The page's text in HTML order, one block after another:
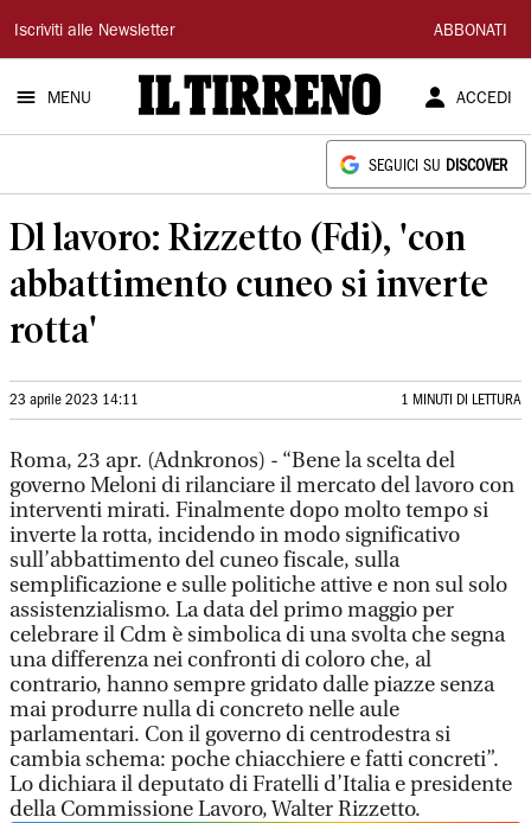
Il
Tirreno
Iscriviti alle Newsletter ABBONATI
MENU ACCEDI
SEGUICI SU DISCOVER
Dl lavoro: Rizzetto (Fdi), 'con
abbattimento cuneo si inverte
rotta'
23 aprile 2023 14:11 1 MINUTI DI LETTURA
Roma, 23 apr. (Adnkronos) - “Bene la scelta del
governo Meloni di rilanciare il mercato del lavoro con
interventi mirati. Finalmente dopo molto tempo si
inverte la rotta, incidendo in modo significativo
sull’abbattimento del cuneo fiscale, sulla
semplificazione e sulle politiche attive e non sul solo
assistenzialismo. La data del primo maggio per
celebrare il Cdm è simbolica di una svolta che segna
una differenza nei confronti di coloro che, al
contrario, hanno sempre gridato dalle piazze senza
mai produrre nulla di concreto nelle aule
parlamentari. Con il governo di centrodestra si
cambia schema: poche chiacchiere e fatti concreti”.
Lo dichiara il deputato di Fratelli d’Italia e presidente
della Commissione Lavoro, Walter Rizzetto.